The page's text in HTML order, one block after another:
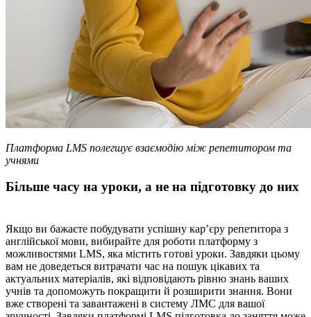
Платформа LMS полегшує взаємодію між репетитором та
учнями
Більше часу на уроки, а не на підготовку до них
Якщо ви бажаєте побудувати успішну кар’єру репетитора з
англійської мови, вибирайте для роботи платформу з
можливостями LMS, яка містить готові уроки. Завдяки цьому
вам не доведеться витрачати час на пошук цікавих та
актуальних матеріалів, які відповідають рівню знань ваших
учнів та допоможуть покращити й розширити знання. Вони
вже створені та завантажені в систему ЛМС для вашої